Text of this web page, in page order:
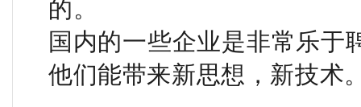
的。
国内的一些企业是非常乐于
他们能带来新思想，新技术